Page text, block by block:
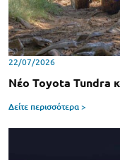
22/07/2026
Νέο Toyota Tundra
Δείτε περισσότερα >